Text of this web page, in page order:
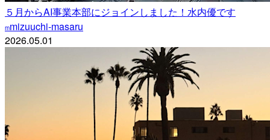
５月からAI事業本部にジョインしました！水内優です
mmizuuchi-masaru
2026.05.01